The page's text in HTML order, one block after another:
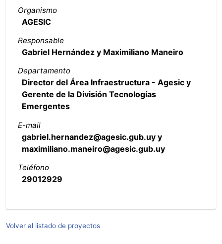
Organismo
AGESIC
Responsable
Gabriel Hernández y Maximiliano Maneiro
Departamento
Director del Área Infraestructura - Agesic y
Gerente de la División Tecnologías
Emergentes
E-mail
gabriel.hernandez@agesic.gub.uy y
maximiliano.maneiro@agesic.gub.uy
Teléfono
29012929
Volver al listado de proyectos